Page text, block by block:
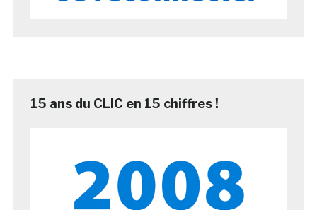
15 ans du CLIC en 15 chiffres !